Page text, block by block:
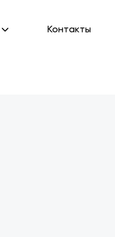
Контакты